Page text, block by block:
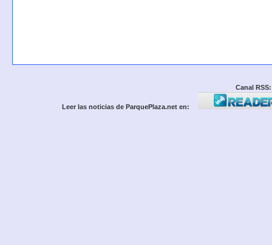
Canal RSS:
Leer las noticias de ParquePlaza.net en: